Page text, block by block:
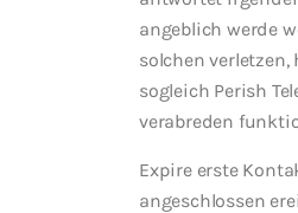
angeblich werde
solchen
sogleich Perish
verabreden
Expire erste
angeschlossen